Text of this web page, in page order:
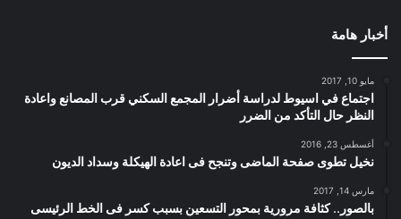
أخبار هامة
مايو 10, 2017
اجتماع في اسيوط لدراسة أضرار المجمع السكني قرب المصانع واعادة
النظر حال التأكد من الضرر
أغسطس 23, 2016
نخيل تطوى صفحة الماضى وتنجح فى اعادة الهيكلة وسداد الديون
مارس 14, 2017
بالصور.. كثافة مرورية بمحور التسعين بسبب كسر فى الخط الرئيسى